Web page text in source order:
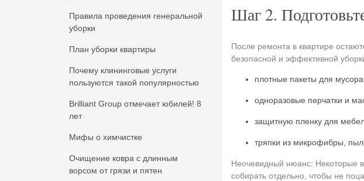
Правила проведения генеральной
уборки
План уборки квартиры
Почему клининговые услуги
пользуются такой популярностью
Brilliant Group отмечает юбилей! 8
лет
Мифы о химчистке
Очищение ковра с длинным
ворсом от грязи и пятен
Шаг 2.
После ремонта в квартире
безопасной и эффективной
плотные пакеты для
одноразовые перчатки и
защитную пленку для
тряпки из микрофибры,
Неочевидный нюанс: Некоторые
собирать отдельно, чтобы не